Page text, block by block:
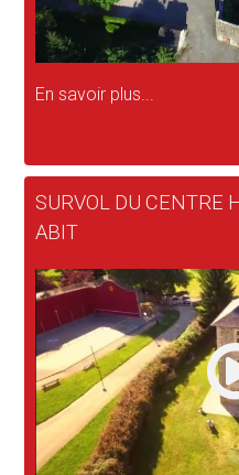
En savoir plus...
SURVOL DU CENTRE
ABIT